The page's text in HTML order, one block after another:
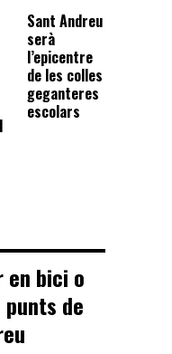
Sant Andreu
serà
l’epicentre
de les colles
geganteres
escolars
bici o
de